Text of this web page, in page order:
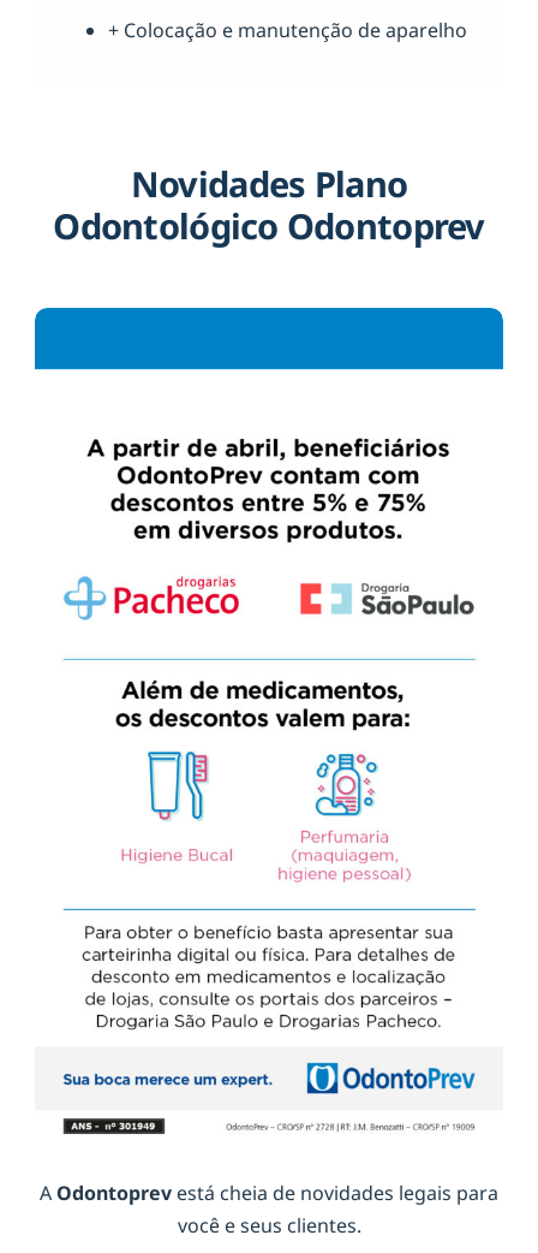
+ Colocação e manutenção de aparelho
Novidades Plano
Odontológico Odontoprev
A Odontoprev está cheia de novidades legais para
você e seus clientes.